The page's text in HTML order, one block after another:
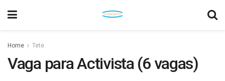
Home Tete
Vaga para Activista (6 vagas)